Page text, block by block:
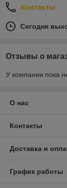
Контакты
Сегодня
Отзывы о
У компании пока
О нас
Контакты
Доставка и
График работы